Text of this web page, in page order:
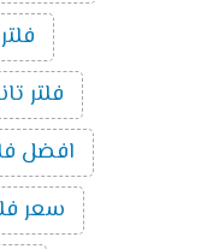
فلتر
فلتر تانك 7 مراحل
افضل فلتر
سعر فلتر